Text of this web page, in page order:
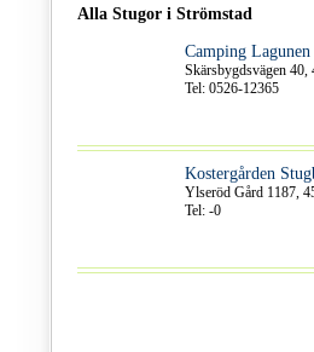
Alla Stugor i Strömstad
Camping Lagunen
Skärsbygdsvägen 40,
Tel: 0526-12365
Kostergården
Ylseröd Gård 1187,
Tel: -0